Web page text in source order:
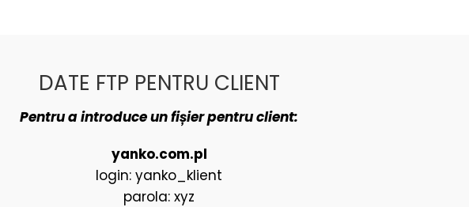
DATE FTP PENTRU CLIENT
Pentru a introduce un fișier pentru client:
yanko.com.pl
login: yanko_klient
parola: xyz